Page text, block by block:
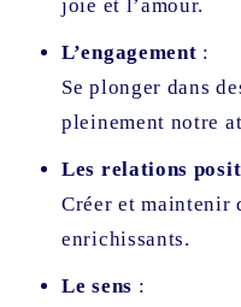
joie et l’amour.
L’engagement :
Se plonger dans
pleinement notre
Les relations
Créer et maintenir
enrichissants.
Le sens :